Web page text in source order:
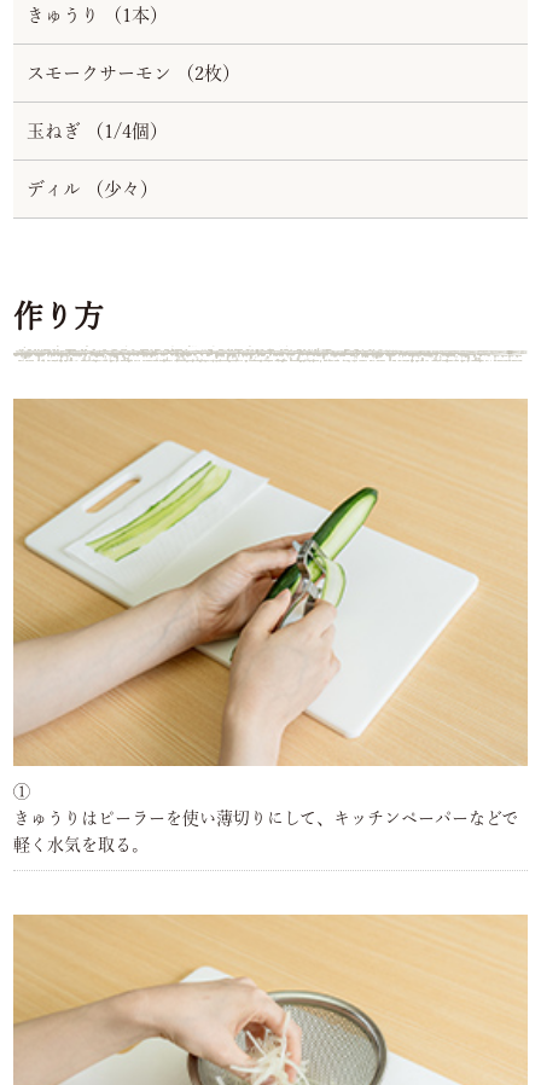
きゅうり （1本）
スモークサーモン （2枚）
玉ねぎ （1/4個）
ディル （少々）
作り方
①
きゅうりはピーラーを使い薄切りにして、キッチンペーパーなどで
軽く水気を取る。